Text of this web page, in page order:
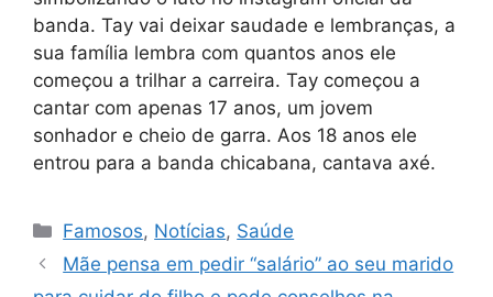
banda. Tay vai deixar saudade e lembranças, a
sua família lembra com quantos anos ele
começou a trilhar a carreira. Tay começou a
cantar com apenas 17 anos, um jovem
sonhador e cheio de garra. Aos 18 anos ele
entrou para a banda chicabana, cantava axé.
Categorias
Famosos, Notícias, Saúde
Mãe pensa em pedir “salário” ao seu marido